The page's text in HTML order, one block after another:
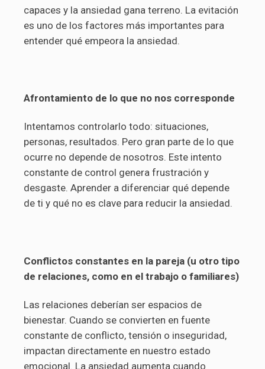
capaces y la ansiedad gana terreno. La evitación
es uno de los factores más importantes para
entender qué empeora la ansiedad.
Afrontamiento de lo que no nos corresponde
Intentamos controlarlo todo: situaciones,
personas, resultados. Pero gran parte de lo que
ocurre no depende de nosotros. Este intento
constante de control genera frustración y
desgaste. Aprender a diferenciar qué depende
de ti y qué no es clave para reducir la ansiedad.
Conflictos constantes en la pareja (u otro tipo
de relaciones, como en el trabajo o familiares)
Las relaciones deberían ser espacios de
bienestar. Cuando se convierten en fuente
constante de conflicto, tensión o inseguridad,
impactan directamente en nuestro estado
emocional. La ansiedad aumenta cuando